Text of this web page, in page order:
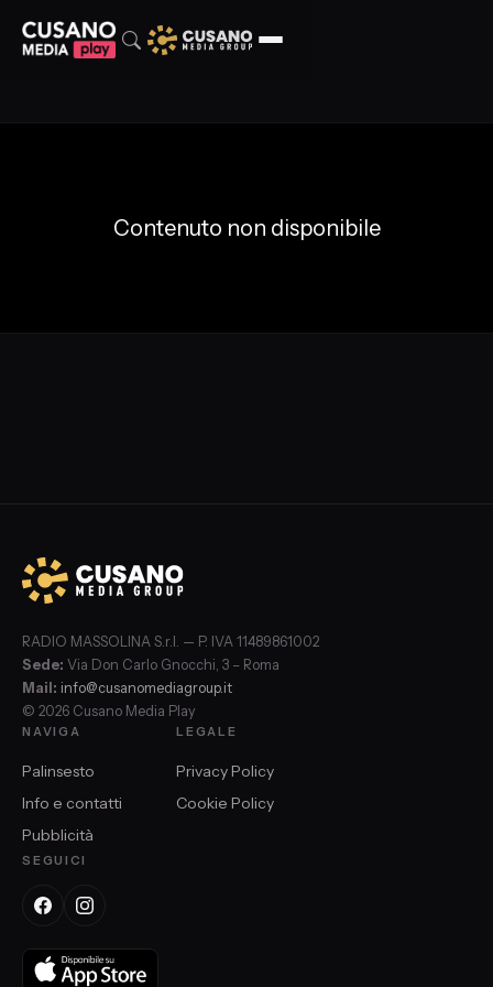
Contenuto non disponibile
RADIO MASSOLINA S.r.l. — P. IVA 11489861002
Sede: Via Don Carlo Gnocchi, 3 – Roma
Mail: info@cusanomediagroup.it
© 2026 Cusano Media Play
NAVIGA
Palinsesto
Info e contatti
Pubblicità
LEGALE
Privacy Policy
Cookie Policy
SEGUICI